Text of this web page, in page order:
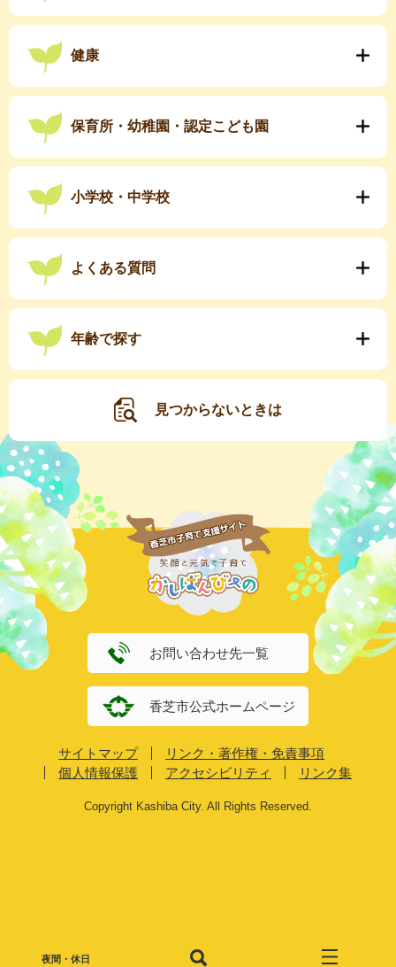
夜間・休日
健康
保育所・幼稚園・認定こども園
小学校・中学校
よくある質問
年齢で探す
見つからないときは
お問い合わせ先一覧
香芝市公式ホームページ
サイトマップ
リンク・著作権・免責事項
個人情報保護
アクセシビリティ リンク集
Copyright Kashiba City. All Rights Reserved.